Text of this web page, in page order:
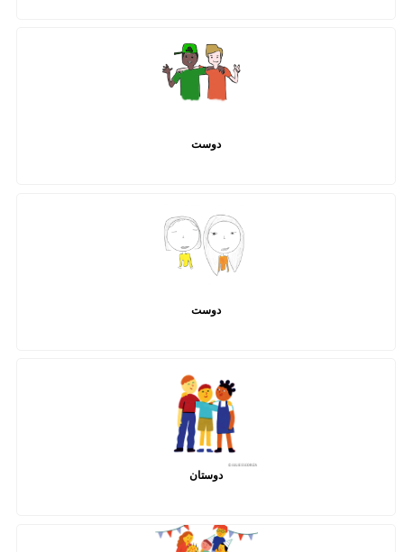
دوست
دوست
دوستان